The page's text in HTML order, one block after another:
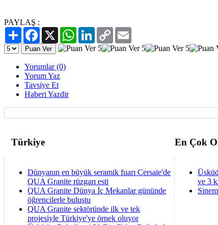
PAYLAŞ :
PaylaşFacebook
X WhatsAppLinkedIn
Copy
Link
Yorumlar (0)
Yorum Yaz
Tavsiye Et
Haberi Yazdir
Türkiye En Çok
Dünyanın en büyük seramik fuarı Cersaie'de
QUA Granite rüzgarı esti
QUA Granite Dünya İç Mekanlar gününde
öğrencilerle buluştu
QUA Granite sektöründe ilk ve tek
projesiyle Türkiye'ye örnek oluyor
ve 3